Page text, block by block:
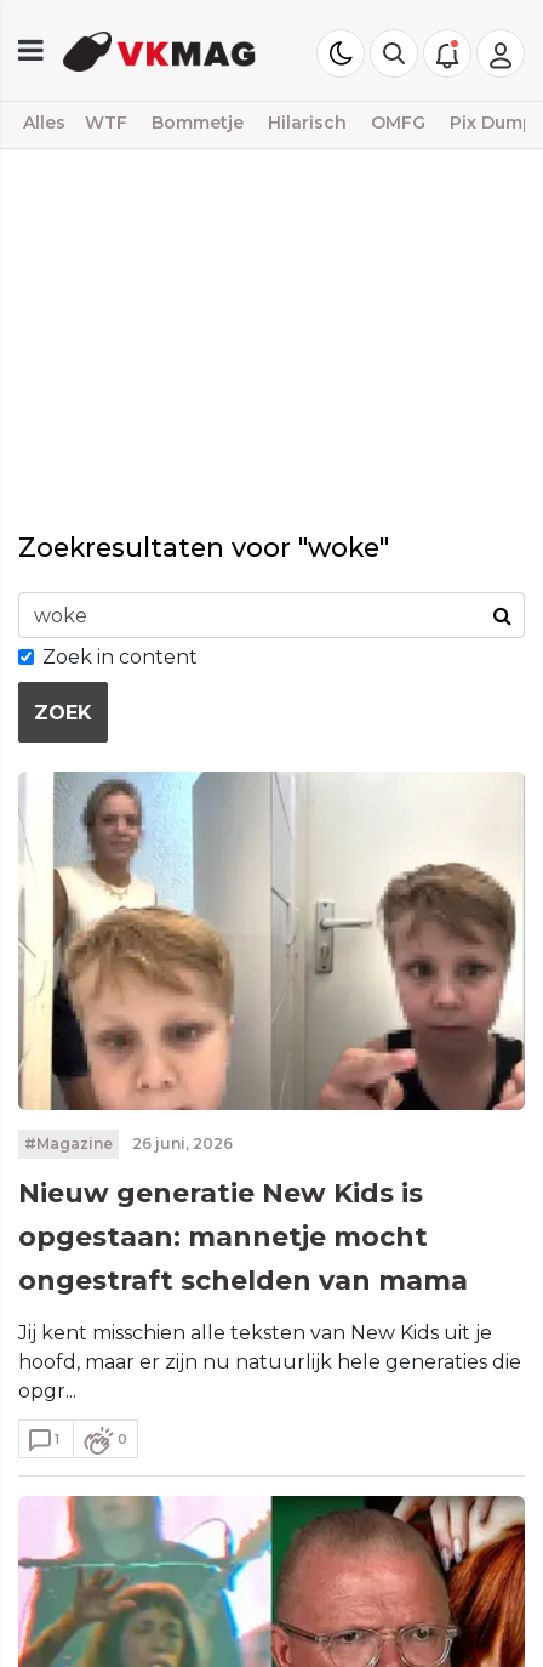
Alles WTF Bommetje Hilarisch OMFG Pix Dump
Zoekresultaten voor "woke"
Zoek in content
ZOEK
#Magazine 26 juni, 2026
Nieuw generatie New Kids is
opgestaan: mannetje mocht
ongestraft schelden van mama
Jij kent misschien alle teksten van New Kids uit je
hoofd, maar er zijn nu natuurlijk hele generaties die
opgr...
1 0